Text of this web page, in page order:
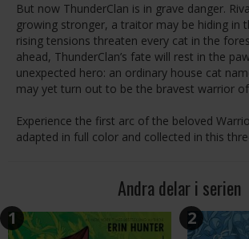
But now ThunderClan is in grave danger.
growing stronger, a traitor may be hiding in
rising tensions threaten every cat in the
ahead, ThunderClan’s fate will rest in the
unexpected hero: an ordinary house cat
may yet turn out to be the bravest warrior
Experience the first arc of the beloved
adapted in full color and collected in this
Andra delar i serien
1 2